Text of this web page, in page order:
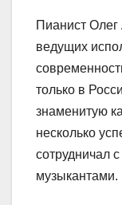
Пианист Олег
ведущих
только в
знаменитую
несколько
сотрудничал
музыкантами.